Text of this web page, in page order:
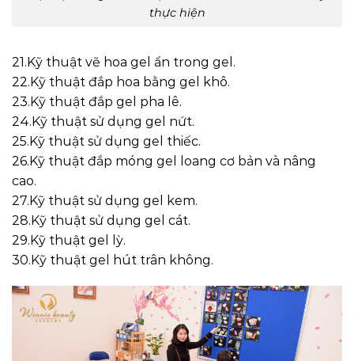
thực hiện
21.Kỹ thuật vẽ hoa gel ẩn trong gel.
22.Kỹ thuật đắp hoa bằng gel khô.
23.Kỹ thuật đắp gel pha lê.
24.Kỹ thuật sử dụng gel nứt.
25.Kỹ thuật sử dụng gel thiếc.
26.Kỹ thuật đắp móng gel loang cơ bản và nâng
cao.
27.Kỹ thuật sử dụng gel kem.
28.Kỹ thuật sử dụng gel cát.
29.Kỹ thuật gel lỳ.
30.Kỹ thuật gel hút trân không.